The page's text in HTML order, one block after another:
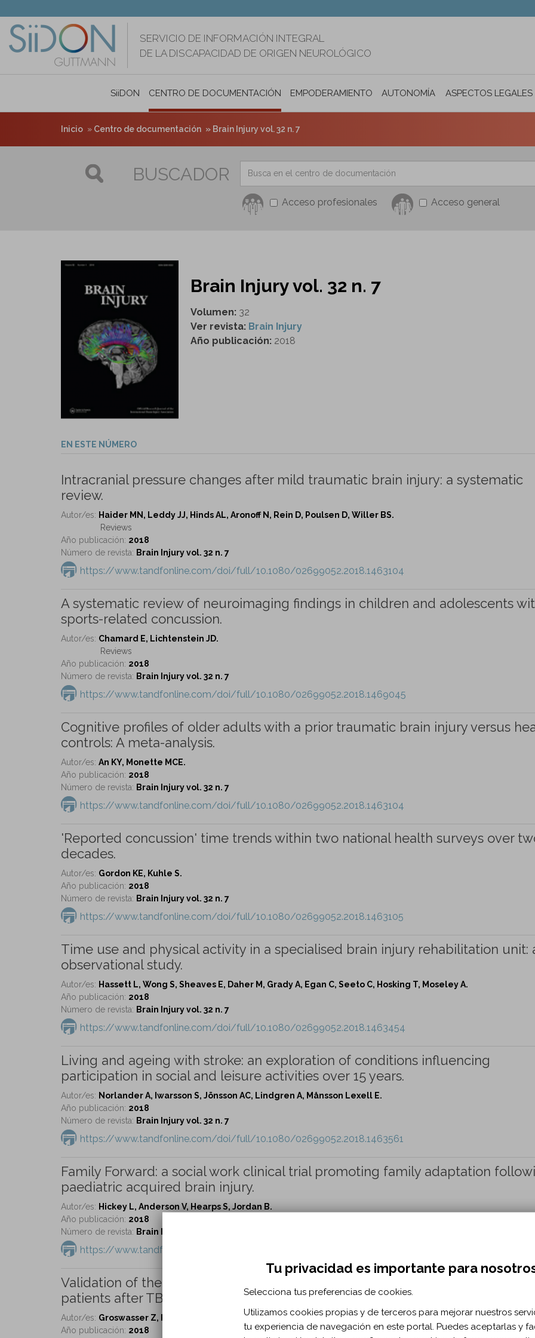
contenido
principal
SERVICIO DE INFORMACIÓN INTEGRAL
DE LA DISCAPACIDAD DE ORIGEN NEUROLÓGICO
SiiDON CENTRO DE DOCUMENTACIÓN EMPODERAMIENTO AUTONOMÍA PERSONAL E
ASPECTOS LEGALES
Inicio Centro de documentación Brain Injury vol. 32 n. 7
BUSCADOR
Acceso profesionales Acceso general
Brain Injury vol. 32 n. 7
Volumen: 32
Ver revista: Brain Injury
Año publicación: 2018
EN ESTE NÚMERO
Intracranial pressure changes after mild traumatic brain injury: a systematic
review.
Autor/es: Haider MN, Leddy JJ, Hinds AL, Aronoff N, Rein D, Poulsen D, Willer BS.
Reviews
Año publicación: 2018
Número de revista: Brain Injury vol. 32 n. 7
https://www.tandfonline.com/doi/full/10.1080/02699052.2018.1463104
A systematic review of neuroimaging findings in children and adolescents
sports-related concussion.
Autor/es: Chamard E, Lichtenstein JD.
Reviews
Año publicación: 2018
Número de revista: Brain Injury vol. 32 n. 7
https://www.tandfonline.com/doi/full/10.1080/02699052.2018.1469045
Cognitive profiles of older adults with a prior traumatic brain injury versus
controls: A meta-analysis.
Autor/es: An KY, Monette MCE.
Año publicación: 2018
Número de revista: Brain Injury vol. 32 n. 7
https://www.tandfonline.com/doi/full/10.1080/02699052.2018.1463104
'Reported concussion' time trends within two national health surveys over
decades.
Autor/es: Gordon KE, Kuhle S.
Año publicación: 2018
Número de revista: Brain Injury vol. 32 n. 7
https://www.tandfonline.com/doi/full/10.1080/02699052.2018.1463105
Time use and physical activity in a specialised brain injury rehabilitation unit:
observational study.
Autor/es: Hassett L, Wong S, Sheaves E, Daher M, Grady A, Egan C, Seeto C, Hosking T, Moseley A.
Año publicación: 2018
Número de revista: Brain Injury vol. 32 n. 7
https://www.tandfonline.com/doi/full/10.1080/02699052.2018.1463454
Living and ageing with stroke: an exploration of conditions influencing
participation in social and leisure activities over 15 years.
Autor/es: Norlander A, Iwarsson S, Jönsson AC, Lindgren A, Månsson Lexell E.
Año publicación: 2018
Número de revista: Brain Injury vol. 32 n. 7
https://www.tandfonline.com/doi/full/10.1080/02699052.2018.1463561
Family Forward: a social work clinical trial promoting family adaptation
paediatric acquired brain injury.
Autor/es: Hickey L, Anderson V, Hearps S, Jordan B.
Año publicación: 2018
Número de revista: Brain Injury vol. 32 n. 7
https://www.tandfonline.com/doi/full/10.1080/02699052.2018.1466195
Validation of the QOLIBRI - Quality of Life after Brain Injury questionnaire in
patients after TBI in Israel.
Autor/es: Groswasser Z, Peled I, Ross S, Truelle JL, Von Steinbüchel N. ...
Año publicación: 2018
Tu privacidad es importante para
Selecciona tus preferencias de cookies.
Utilizamos cookies propias y de terceros para mejorar nuestros
tu experiencia de navegación en este portal. Puedes aceptarlas y